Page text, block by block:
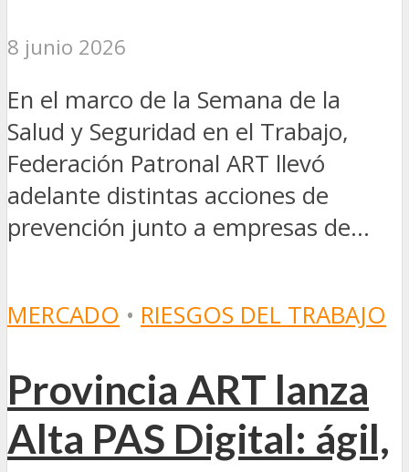
8 junio 2026
En el marco de la Semana de la
Salud y Seguridad en el Trabajo,
Federación Patronal ART llevó
adelante distintas acciones de
prevención junto a empresas de...
MERCADO • RIESGOS DEL TRABAJO
Provincia ART lanza
Alta PAS Digital: ágil,